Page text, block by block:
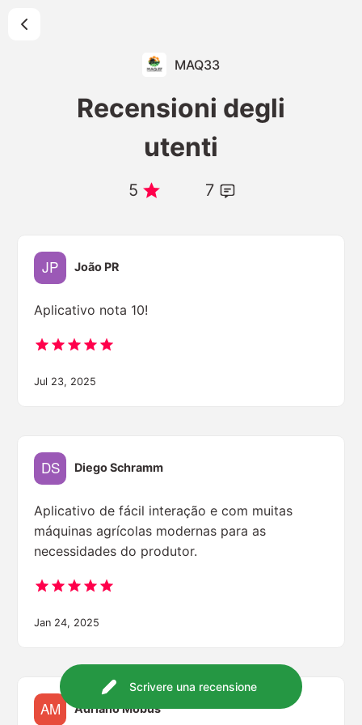
MAQ33
Recensioni degli
utenti
5 7
Scrivere una recensione
João PR
Aplicativo nota 10!
Jul 23, 2025
Diego Schramm
Aplicativo de fácil interação e com muitas
máquinas agrícolas modernas para as
necessidades do produtor.
Jan 24, 2025
Adriano Möbus